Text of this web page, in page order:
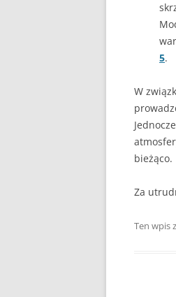
5.
W
bieżąco.
Za
Ten wpis